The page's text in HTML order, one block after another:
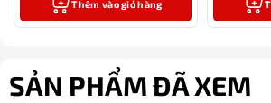
Thêm vào giỏ hàng
SẢN PHẨM ĐÃ XEM